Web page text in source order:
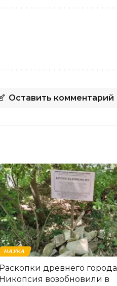
Оставить комментарий
НАУКА
Раскопки древнего города
Никопсия возобновили в